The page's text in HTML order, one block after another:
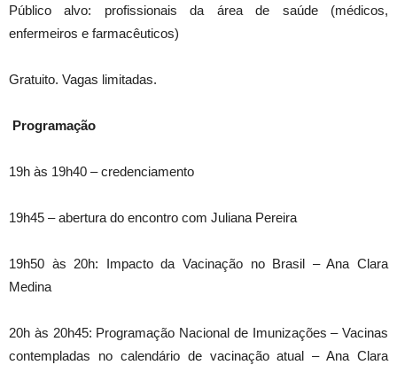
Público alvo: profissionais da área de saúde (médicos,
enfermeiros e farmacêuticos)
Gratuito. Vagas limitadas.
Programação
19h às 19h40 – credenciamento
19h45 – abertura do encontro com Juliana Pereira
19h50 às 20h: Impacto da Vacinação no Brasil – Ana Clara
Medina
20h às 20h45: Programação Nacional de Imunizações – Vacinas
contempladas no calendário de vacinação atual – Ana Clara